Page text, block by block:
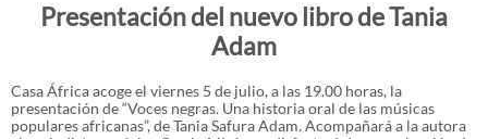
Presentación del nuevo libro de Tania
Adam
Casa África acoge el viernes 5 de julio, a las 19.00 horas, la
presentación de “Voces negras. Una historia oral de las músicas
populares africanas”, de Tania Safura Adam. Acompañará a la autora